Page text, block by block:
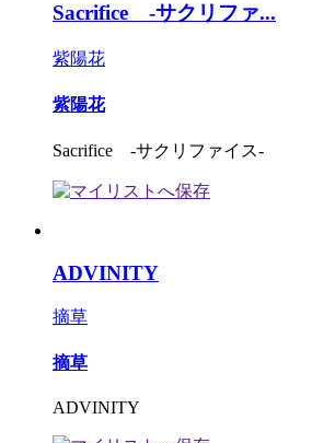
Sacrifice -サクリファ...
紫陽花
紫陽花
Sacrifice -サクリファイス-
ADVINITY
摘草
摘草
ADVINITY